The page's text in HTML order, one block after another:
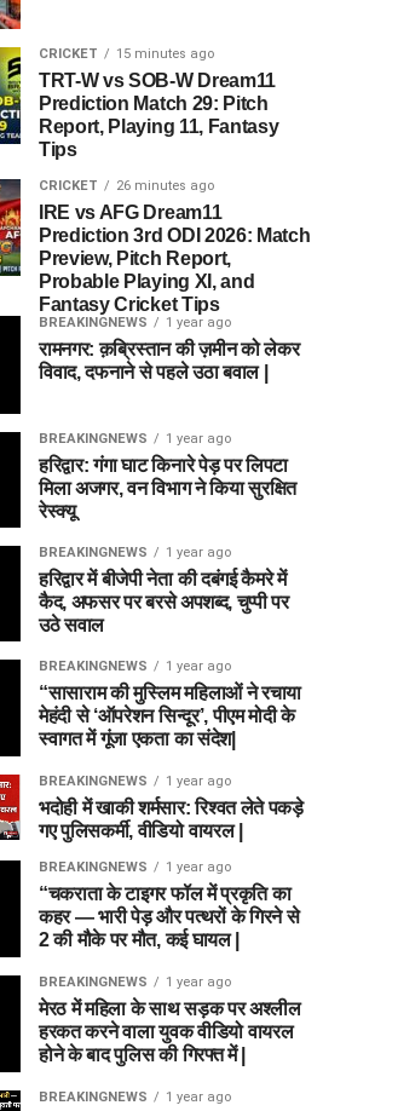
CRICKET 15 minutes ago
TRT-W vs SOB-W Dream11
Prediction Match 29: Pitch
Report, Playing 11, Fantasy
Tips
CRICKET 26 minutes ago
IRE vs AFG Dream11
Prediction 3rd ODI 2026: Match
Preview, Pitch Report,
Probable Playing XI, and
Fantasy Cricket Tips
BREAKINGNEWS 1 year ago
रामनगर: क़ब्रिस्तान की ज़मीन को लेकर
विवाद, दफनाने से पहले उठा बवाल |
BREAKINGNEWS 1 year ago
हरिद्वार: गंगा घाट किनारे पेड़ पर लिपटा
मिला अजगर, वन विभाग ने किया सुरक्षित
रेस्क्यू
BREAKINGNEWS 1 year ago
हरिद्वार में बीजेपी नेता की दबंगई कैमरे में
कैद, अफसर पर बरसे अपशब्द, चुप्पी पर
उठे सवाल
BREAKINGNEWS 1 year ago
“सासाराम की मुस्लिम महिलाओं ने रचाया
मेहंदी से ‘ऑपरेशन सिन्दूर’, पीएम मोदी के
स्वागत में गूंजा एकता का संदेश|
BREAKINGNEWS 1 year ago
भदोही में खाकी शर्मसार: रिश्वत लेते पकड़े
गए पुलिसकर्मी, वीडियो वायरल |
BREAKINGNEWS 1 year ago
“चकराता के टाइगर फॉल में प्रकृति का
कहर — भारी पेड़ और पत्थरों के गिरने से
2 की मौके पर मौत, कई घायल |
BREAKINGNEWS 1 year ago
मेरठ में महिला के साथ सड़क पर अश्लील
हरकत करने वाला युवक वीडियो वायरल
होने के बाद पुलिस की गिरफ्त में |
BREAKINGNEWS 1 year ago